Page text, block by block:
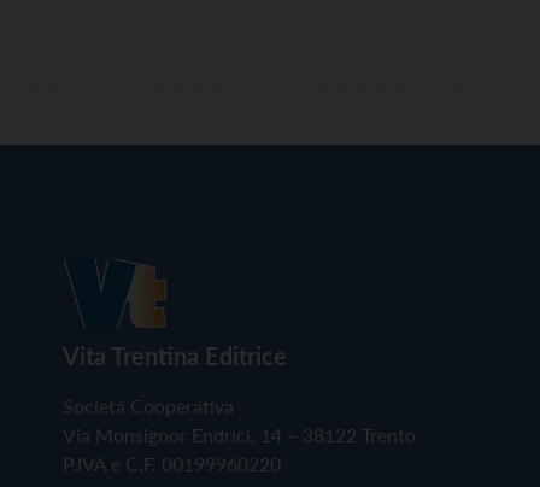
Vita Trentina Editrice
Società Cooperativa
Via Monsignor Endrici, 14 – 38122 Trento
P.IVA e C.F. 00199960220